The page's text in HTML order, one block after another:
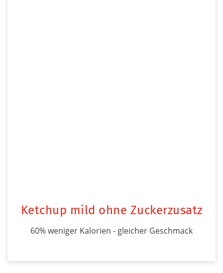
Ketchup mild ohne Zuckerzusatz
60% weniger Kalorien - gleicher Geschmack